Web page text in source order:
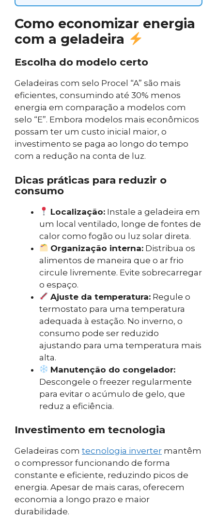
Como economizar energia
com a geladeira
Escolha do modelo certo
Geladeiras com selo Procel “A” são mais
eficientes, consumindo até 30% menos
energia em comparação a modelos com
selo “E”. Embora modelos mais econômicos
possam ter um custo inicial maior, o
investimento se paga ao longo do tempo
com a redução na conta de luz.
Dicas práticas para reduzir o
consumo
Localização: Instale a geladeira em
um local ventilado, longe de fontes de
calor como fogão ou luz solar direta.
Organização interna: Distribua os
alimentos de maneira que o ar frio
circule livremente. Evite sobrecarregar
o espaço.
Ajuste da temperatura: Regule o
termostato para uma temperatura
adequada à estação. No inverno, o
consumo pode ser reduzido
ajustando para uma temperatura mais
alta.
Manutenção do congelador:
Descongele o freezer regularmente
para evitar o acúmulo de gelo, que
reduz a eficiência.
Investimento em tecnologia
Geladeiras com tecnologia inverter mantêm
o compressor funcionando de forma
constante e eficiente, reduzindo picos de
energia. Apesar de mais caras, oferecem
economia a longo prazo e maior
durabilidade.